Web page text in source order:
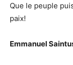
Que le peuple
paix!
Emmanuel